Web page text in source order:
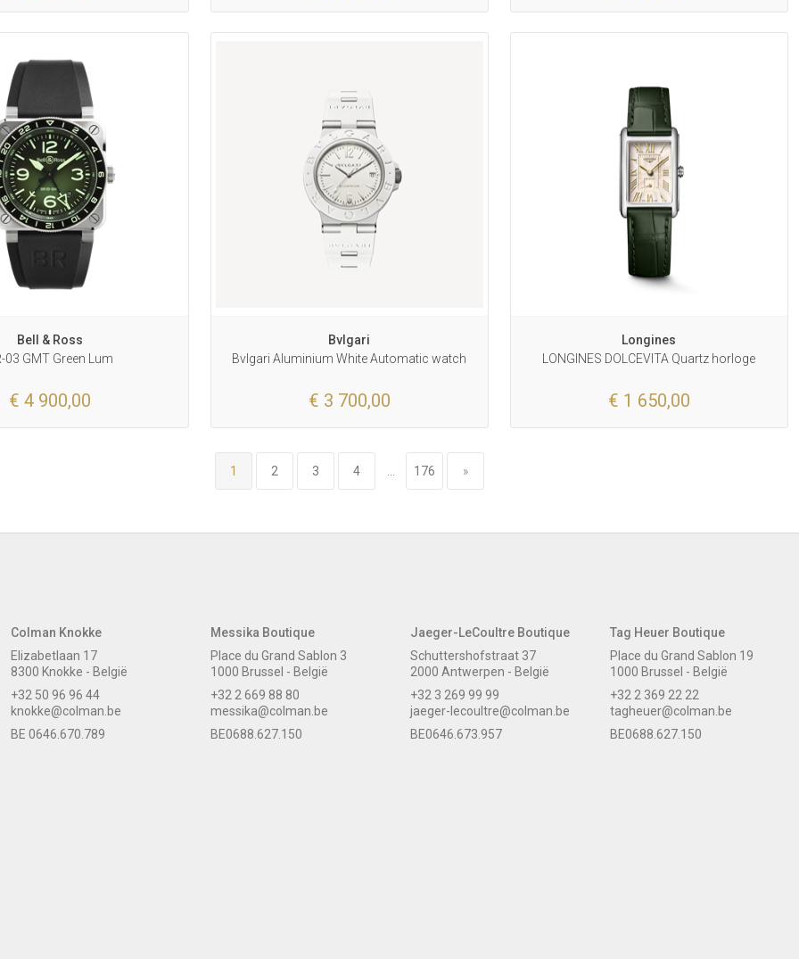
Bell & Ross
03 GMT Green Lum
€ 4 900,00
Bvlgari
Bvlgari Aluminium White Automatic watch
€ 3 700,00
Longines
LONGINES DOLCEVITA Quartz horloge
€ 1 650,00
1 2 3 4 176 »
Colman Knokke
Elizabetlaan 17
8300 Knokke - België
+32 50 96 96 44
knokke@colman.be
BE 0646.670.789
Messika Boutique
Place du Grand Sablon 3
1000 Brussel - België
+32 2 669 88 80
messika@colman.be
BE0688.627.150
Jaeger-LeCoultre Boutique
Schuttershofstraat 37
2000 Antwerpen - België
+32 3 269 99 99
jaeger-lecoultre@colman.be
BE0646.673.957
Tag Heuer Boutique
Place du Grand Sablon 19
1000 Brussel - België
+32 2 369 22 22
tagheuer@colman.be
BE0688.627.150